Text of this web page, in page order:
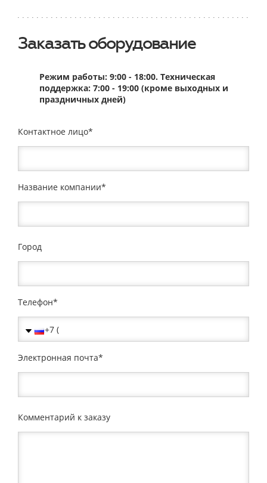
Заказать оборудование
Режим работы: 9:00 - 18:00. Техническая
поддержка: 7:00 - 19:00 (кроме выходных и
праздничных дней)
Контактное лицо
Название компании
Город
Телефон
Электронная почта
Комментарий к заказу